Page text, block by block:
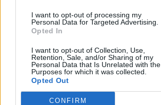
I want to opt-out of processing my
Personal Data for Targeted Advertising.
Opted In
I want to opt-out of Collection, Use,
Retention, Sale, and/or Sharing of my
Personal Data that Is Unrelated with the
Purposes for which it was collected.
Opted Out
CONFIRM